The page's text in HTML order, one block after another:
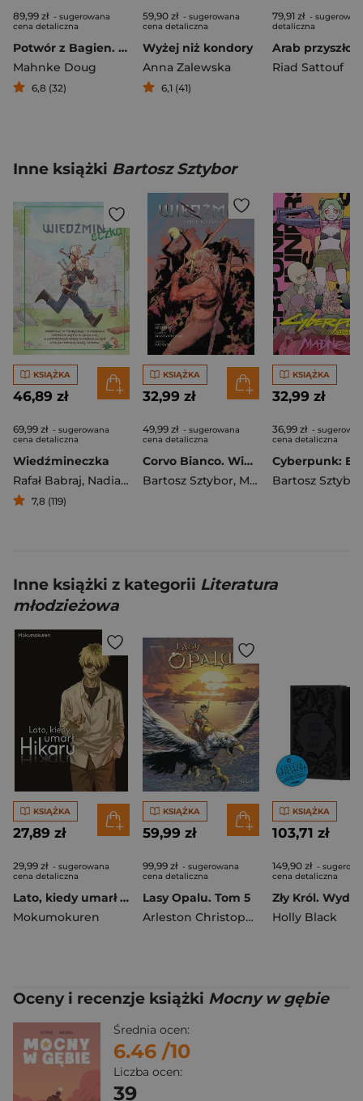
89,99 zł - sugerowana
cena detaliczna
Potwór z Bagien. Zielone piekło
Mahnke Doug
6,8 (32)
59,90 zł - sugerowana
cena detaliczna
Wyżej niż kondory
Anna Zalewska
6,1 (41)
79,91 zł -
detaliczna
Riad Sattouf
Inne książki Bartosz Sztybor
KSIĄŻKA
46,89 zł
69,99 zł - sugerowana
cena detaliczna
Wiedźmineczka
Rafał Babraj, Nadia Gasik ,Katarzyna Grzyb, Sebastian
7,8 (119)
KSIĄŻKA
32,99 zł
49,99 zł - sugerowana
cena detaliczna
Corvo Bianco. Wiedźmin. Tom 9
Bartosz Sztybor, Mastantuono Corrado
KSIĄŻKA
32,99 zł
36,99 zł -
cena detaliczna
Bartosz Sztybor
Inne książki z kategorii Literatura
młodzieżowa
KSIĄŻKA
27,89 zł
29,99 zł - sugerowana
cena detaliczna
Lato, kiedy umarł Hikaru. Tom 7
Mokumokuren
KSIĄŻKA
59,99 zł
99,99 zł - sugerowana
cena detaliczna
Lasy Opalu. Tom 5
Arleston Christophe
Martino Stefano
KSIĄŻKA
103,71 zł
149,90 zł -
cena detaliczna
Holly Black
Oceny i recenzje książki Mocny w gębie
Średnia ocen:
6.46 /10
Liczba ocen:
39